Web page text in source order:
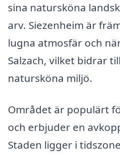
sina natursköna
arv. Siezenheim är
lugna atmosfär och
Salzach, vilket bidrar
natursköna miljö.
Området är populärt
och erbjuder en
Staden ligger i